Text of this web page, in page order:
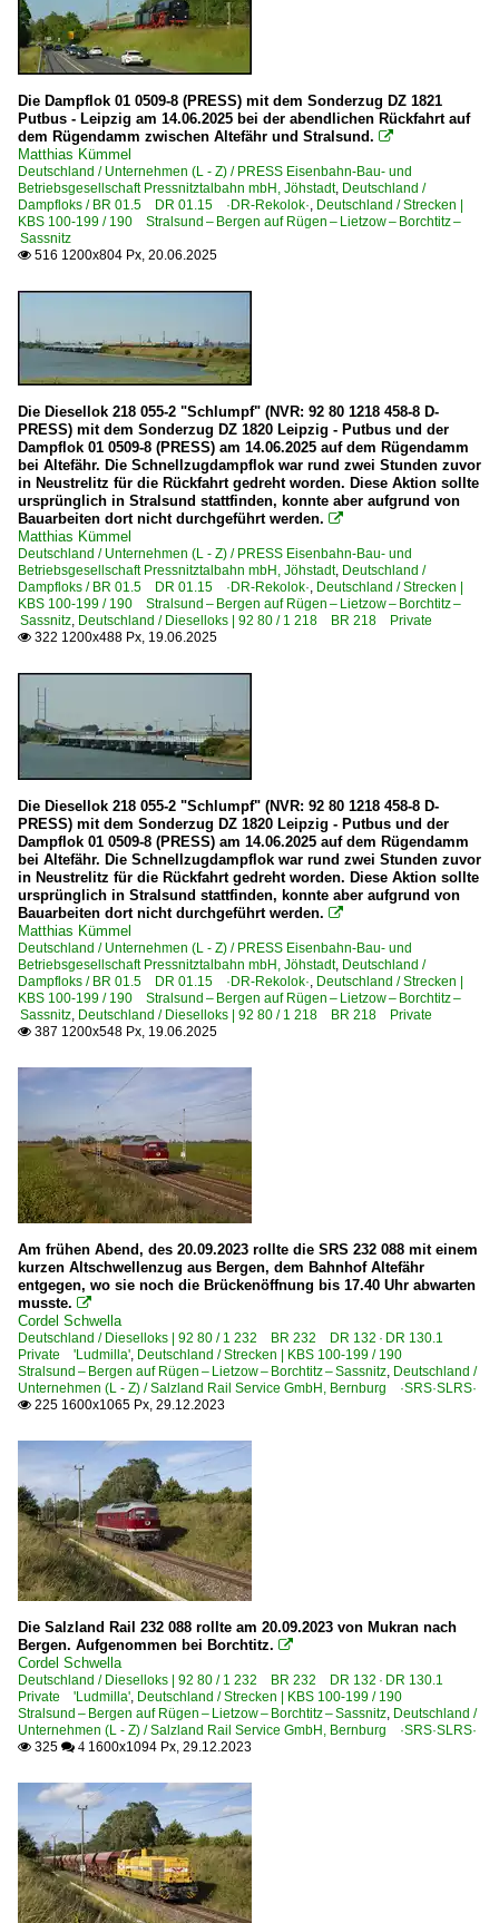
6 193 ¦ 7 193 BR 193 ·Vectron AC/MS· 'X4 E' Private
6 103 BR 103.1
6 109 BR 109 DR 211 DR E 11
6 110 BR 110.1 E 10 'Kasten'
6 111 BR 111
6 111 BR 111 Private
6 114 BR 114.0 ex 112.0 Private
6 115 BR 115 DB Fernverkehr
6 140 BR 140 E 40 Private
6 143 BR 143 DR 243
6 143 BR 143 DR 243 Private
6 151 BR 151 Private
6 155 BR 155 DR 250 'Energiecontainer'
6 155 BR 155 DR 250 'Energiecontainer' Private
6 156 BR 156 DR 252
6 181 BR 181.2
ICE 1 BR 401 · 5 401 · 5 801-804 ganze Züge
ICE 2 BR 402 · 5 402 · 5 805-808 Triebköpfe oder Züge
Elektrotriebzüge | 94 80
0 427 BR 427 ·Flirt (dreiteilig)·
0 429 BR 429.0 ·Flirt (fünfteilig)· Private
0 442 BR 442 ·Talent 2· 'Hamsterbacke'
1 462 BR 462 ·Desiro HC (vierteilig)·
3 462 BR 462 ·Desiro HC·
Bahnbaustellen
TEE- und Rheingold-Züge
Klein-, Feld- und Parkbahnen
~ Sonstige
Museen und Ausstellungen
Museumsbahnen
BSW Gruppe Traditionsgemeinschaft Bw Halle P e.V.
Personenwagen | Steuerwagen
Doppelstock-Steuerwagen 5. Generation IC2 668
Regional- und Fernzüge
DbZ Überführungsfahrten, Züge für besondere Zwecke
IC InterCity-Züge
Regionalzüge (Bundesländer)
Mecklenburg-Vorpommern
Sonstiges
Stimmungsbilder
Strecken | KBS 100-199
190 Lietzow – Prora – Ostseebad Binz
Unternehmen (A - K)
Die Dampflok 01 0509-8 (PRESS) mit dem Sonderzug DZ 1821
Putbus - Leipzig am 14.06.2025 bei der abendlichen Rückfahrt auf
dem Rügendamm zwischen Altefähr und Stralsund. 
Matthias Kümmel
Deutschland / Unternehmen (L - Z) / PRESS Eisenbahn-Bau- und
Betriebsgesellschaft Pressnitztalbahn mbH, Jöhstadt, Deutschland /
Dampfloks / BR 01.5 DR 01.15 ·DR-Rekolok·, Deutschland / Strecken |
KBS 100-199 / 190 Stralsund – Bergen auf Rügen – Lietzow – Borchtitz –
Sassnitz
 516 1200x804 Px, 20.06.2025
Die Diesellok 218 055-2 "Schlumpf" (NVR: 92 80 1218 458-8 D-
PRESS) mit dem Sonderzug DZ 1820 Leipzig - Putbus und der
Dampflok 01 0509-8 (PRESS) am 14.06.2025 auf dem Rügendamm
bei Altefähr. Die Schnellzugdampflok war rund zwei Stunden zuvor
in Neustrelitz für die Rückfahrt gedreht worden. Diese Aktion sollte
ursprünglich in Stralsund stattfinden, konnte aber aufgrund von
Bauarbeiten dort nicht durchgeführt werden. 
Matthias Kümmel
Deutschland / Unternehmen (L - Z) / PRESS Eisenbahn-Bau- und
Betriebsgesellschaft Pressnitztalbahn mbH, Jöhstadt, Deutschland /
Dampfloks / BR 01.5 DR 01.15 ·DR-Rekolok·, Deutschland / Strecken |
KBS 100-199 / 190 Stralsund – Bergen auf Rügen – Lietzow – Borchtitz –
Sassnitz, Deutschland / Dieselloks | 92 80 / 1 218 BR 218 Private
 322 1200x488 Px, 19.06.2025
Die Diesellok 218 055-2 "Schlumpf" (NVR: 92 80 1218 458-8 D-
PRESS) mit dem Sonderzug DZ 1820 Leipzig - Putbus und der
Dampflok 01 0509-8 (PRESS) am 14.06.2025 auf dem Rügendamm
bei Altefähr. Die Schnellzugdampflok war rund zwei Stunden zuvor
in Neustrelitz für die Rückfahrt gedreht worden. Diese Aktion sollte
ursprünglich in Stralsund stattfinden, konnte aber aufgrund von
Bauarbeiten dort nicht durchgeführt werden. 
Matthias Kümmel
Deutschland / Unternehmen (L - Z) / PRESS Eisenbahn-Bau- und
Betriebsgesellschaft Pressnitztalbahn mbH, Jöhstadt, Deutschland /
Dampfloks / BR 01.5 DR 01.15 ·DR-Rekolok·, Deutschland / Strecken |
KBS 100-199 / 190 Stralsund – Bergen auf Rügen – Lietzow – Borchtitz –
Sassnitz, Deutschland / Dieselloks | 92 80 / 1 218 BR 218 Private
 387 1200x548 Px, 19.06.2025
Am frühen Abend, des 20.09.2023 rollte die SRS 232 088 mit einem
kurzen Altschwellenzug aus Bergen, dem Bahnhof Altefähr
entgegen, wo sie noch die Brückenöffnung bis 17.40 Uhr abwarten
musste. 
Cordel Schwella
Deutschland / Dieselloks | 92 80 / 1 232 BR 232 DR 132 · DR 130.1
Private 'Ludmilla', Deutschland / Strecken | KBS 100-199 / 190
Stralsund – Bergen auf Rügen – Lietzow – Borchtitz – Sassnitz, Deutschland /
Unternehmen (L - Z) / Salzland Rail Service GmbH, Bernburg ·SRS·SLRS·
 225 1600x1065 Px, 29.12.2023
Die Salzland Rail 232 088 rollte am 20.09.2023 von Mukran nach
Bergen. Aufgenommen bei Borchtitz. 
Cordel Schwella
Deutschland / Dieselloks | 92 80 / 1 232 BR 232 DR 132 · DR 130.1
Private 'Ludmilla', Deutschland / Strecken | KBS 100-199 / 190
Stralsund – Bergen auf Rügen – Lietzow – Borchtitz – Sassnitz, Deutschland /
Unternehmen (L - Z) / Salzland Rail Service GmbH, Bernburg ·SRS·SLRS·
 325  4 1600x1094 Px, 29.12.2023